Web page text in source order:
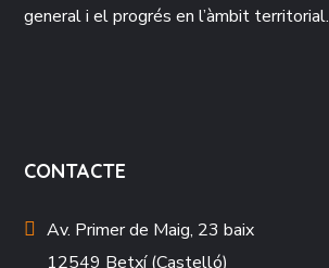
general i el progrés en l’àmbit territorial.
CONTACTE
Av. Primer de Maig, 23 baix
12549 Betxí (Castelló)